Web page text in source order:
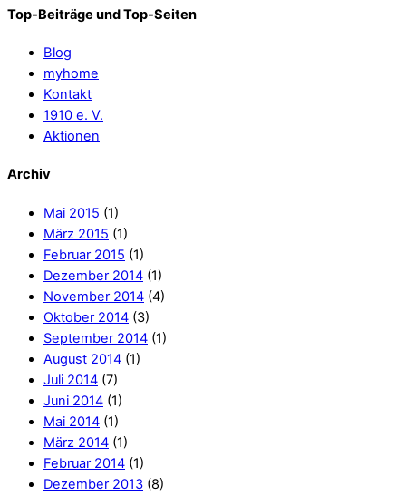
Top-Beiträge und Top-Seiten
Blog
myhome
Kontakt
1910 e. V.
Aktionen
Archiv
Mai 2015 (1)
März 2015 (1)
Februar 2015 (1)
Dezember 2014 (1)
November 2014 (4)
Oktober 2014 (3)
September 2014 (1)
August 2014 (1)
Juli 2014 (7)
Juni 2014 (1)
Mai 2014 (1)
März 2014 (1)
Februar 2014 (1)
Dezember 2013 (8)